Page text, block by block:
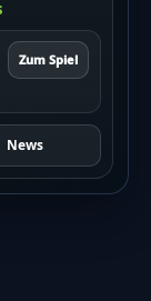
Zum Spiel
News